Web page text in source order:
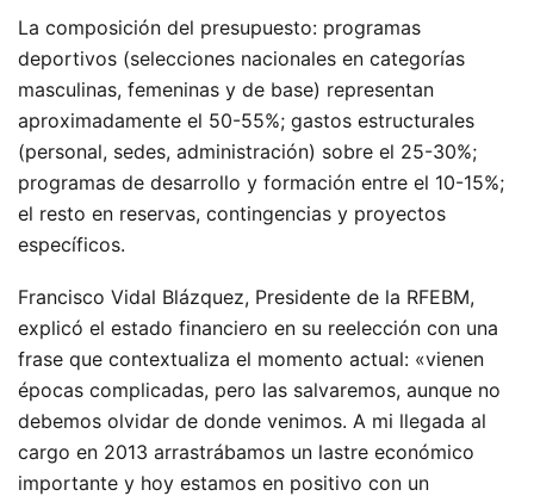
La composición del presupuesto: programas
deportivos (selecciones nacionales en categorías
masculinas, femeninas y de base) representan
aproximadamente el 50-55%; gastos estructurales
(personal, sedes, administración) sobre el 25-30%;
programas de desarrollo y formación entre el 10-15%;
el resto en reservas, contingencias y proyectos
específicos.
Francisco Vidal Blázquez, Presidente de la RFEBM,
explicó el estado financiero en su reelección con una
frase que contextualiza el momento actual: «vienen
épocas complicadas, pero las salvaremos, aunque no
debemos olvidar de donde venimos. A mi llegada al
cargo en 2013 arrastrábamos un lastre económico
importante y hoy estamos en positivo con un